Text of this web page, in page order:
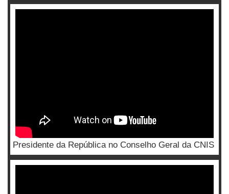
Presidente da República no Conselho Geral da CNIS